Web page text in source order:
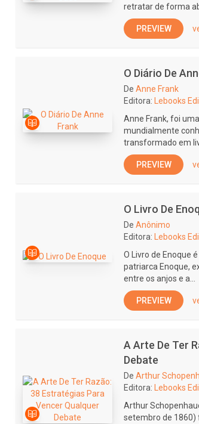
retratar de forma
PREVIEW
O Diário De
De Anne Frank
Editora:
Lebooks
Anne Frank, foi
mundialmente
transformado em
PREVIEW
O Livro De
De Anônimo
Editora:
Lebooks
O Livro de Enoque
patriarca Enoque,
entre os anjos e a...
PREVIEW
A Arte De Ter
Debate
De Arthur
Editora:
Lebooks
Arthur
setembro de 1860)